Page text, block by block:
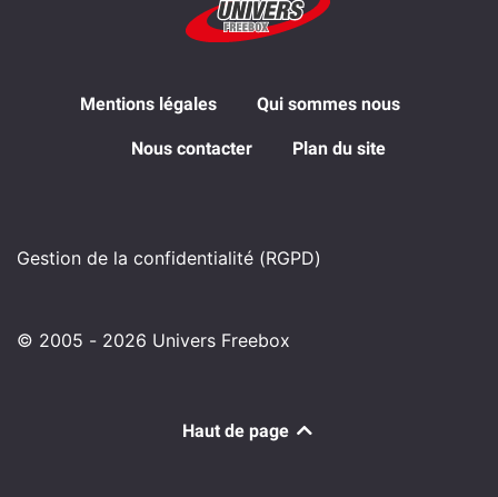
Mentions légales Qui sommes nous
Nous contacter Plan du site
Gestion de la confidentialité (RGPD)
© 2005 - 2026 Univers Freebox
Haut de page